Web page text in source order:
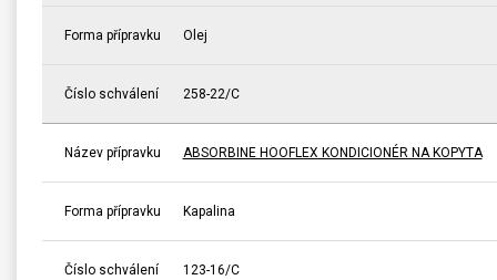
Forma přípravku Olej
Číslo schválení 258-22/C
Název přípravku ABSORBINE HOOFLEX KONDICIONÉR NA KOPYTA
Forma přípravku Kapalina
Číslo schválení 123-16/C